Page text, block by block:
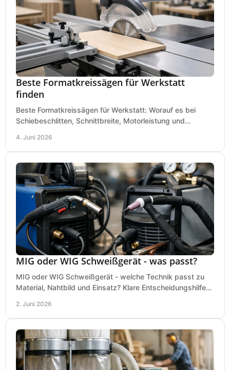
Beste Formatkreissägen für Werkstatt
finden
Beste Formatkreissägen für Werkstatt: Worauf es bei
Schiebeschlitten, Schnittbreite, Motorleistung und
4. Juni 2026
MIG oder WIG Schweißgerät - was passt?
MIG oder WIG Schweißgerät - welche Technik passt zu
Material, Nahtbild und Einsatz? Klare Entscheidungshilfe
2. Juni 2026